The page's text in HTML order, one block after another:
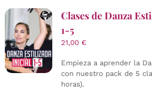
Clases de Danza
1-5
21,00 €
Empieza a aprender la
con nuestro pack de 5
horas).